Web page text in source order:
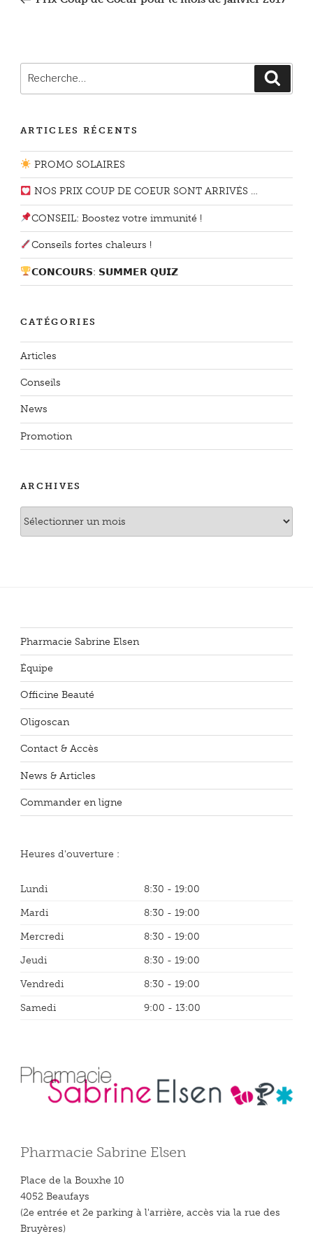
ARTICLES RÉCENTS
PROMO SOLAIRES
NOS PRIX COUP DE COEUR SONT ARRIVÉS …
CONSEIL: Boostez votre immunité !
Conseils fortes chaleurs !
𝗖𝗢𝗡𝗖𝗢𝗨𝗥𝗦: 𝗦𝗨𝗠𝗠𝗘𝗥 𝗤𝗨𝗜𝗭
CATÉGORIES
Articles
Conseils
News
Promotion
ARCHIVES
Pharmacie Sabrine Elsen
Équipe
Officine Beauté
Oligoscan
Contact & Accès
News & Articles
Commander en ligne
Heures d'ouverture :
Lundi
8:30 - 19:00
Mardi
8:30 - 19:00
Mercredi
8:30 - 19:00
Jeudi
8:30 - 19:00
Vendredi
8:30 - 19:00
Samedi
9:00 - 13:00
Pharmacie Sabrine Elsen
Place de la Bouxhe 10
4052 Beaufays
(2e entrée et 2e parking à l'arrière, accès via la rue des
Bruyères)